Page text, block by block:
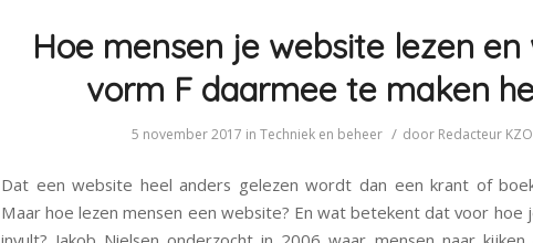
Hoe mensen je website lezen
vorm F daarmee te maken
5 november 2017 in Techniek en beheer / door Redacteur KZO
Dat een website heel anders gelezen wordt dan een krant of
Maar hoe lezen mensen een website? En wat betekent dat voor hoe